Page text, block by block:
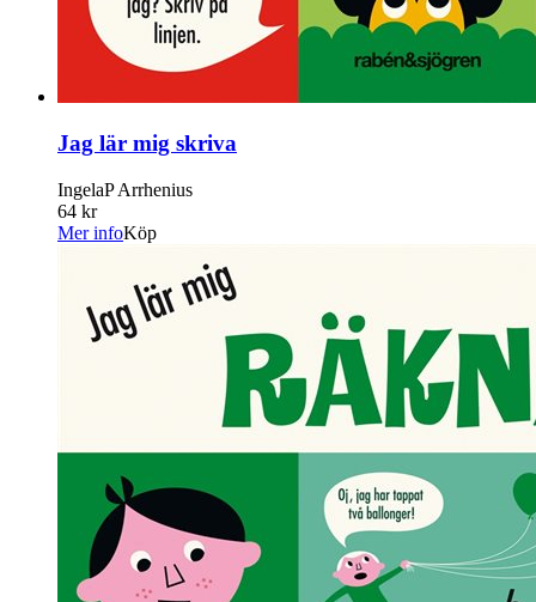
Jag lär mig skriva
IngelaP Arrhenius
64 kr
Mer infoKöp